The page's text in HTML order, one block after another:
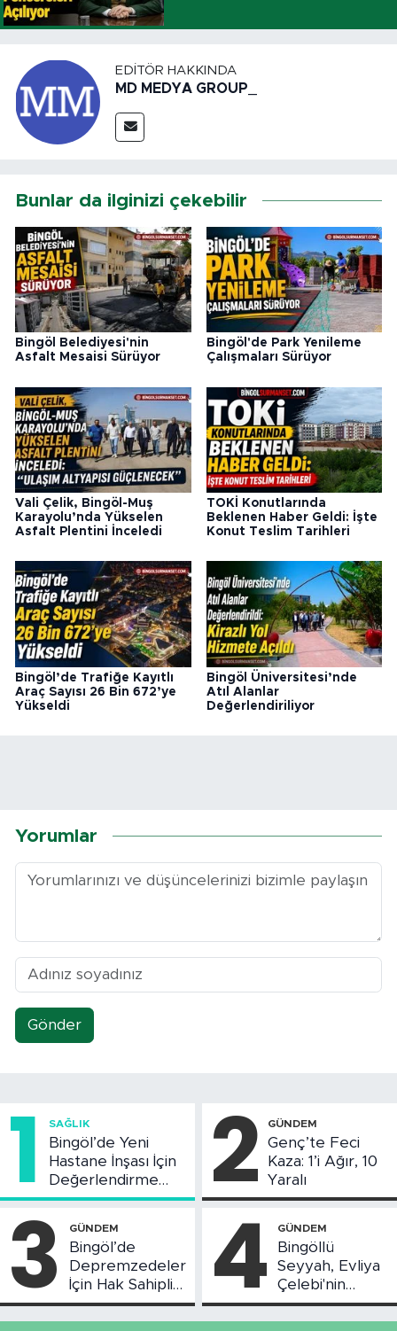
EDITÖR HAKKINDA
MD MEDYA GROUP_
Bunlar da ilginizi çekebilir
Bingöl Belediyesi'nin
Asfalt Mesaisi Sürüyor
Bingöl'de Park Yenileme
Çalışmaları Sürüyor
Vali Çelik, Bingöl-Muş
Karayolu’nda Yükselen
Asfalt Plentini İnceledi
TOKİ Konutlarında
Beklenen Haber Geldi: İşte
Konut Teslim Tarihleri
Bingöl’de Trafiğe Kayıtlı
Araç Sayısı 26 Bin 672’ye
Yükseldi
Bingöl Üniversitesi’nde
Atıl Alanlar
Değerlendiriliyor
Yorumlar
Gönder
1 SAĞLIK
Bingöl’de Yeni
Hastane İnşası İçin
Değerlendirme
Toplantısı Yapıldı
2 GÜNDEM
Genç’te Feci
Kaza: 1’i Ağır, 10
Yaralı
3 GÜNDEM
Bingöl’de
Depremzedeler
İçin Hak Sahipliği
Askı Süreci
Başladı
4 GÜNDEM
Bingöllü
Seyyah, Evliya
Çelebi'nin
Bahsettiği
Bingöl'deki O